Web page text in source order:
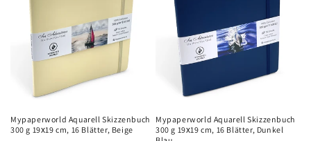
Mypaperworld Aquarell Skizzenbuch
300 g 19х19 cm, 16 Blätter, Beige
Mypaperworld Aquarell Skizzenbuch
300 g 19х19 cm, 16 Blätter, Dunkel